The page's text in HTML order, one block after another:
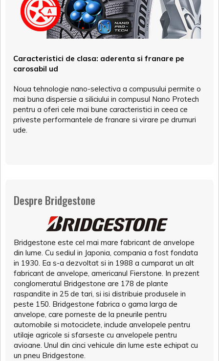
Caracteristici de clasa: aderenta si franare pe
carosabil ud
Noua tehnologie nano-selectiva a compusului permite o
mai buna dispersie a siliciului in compusul Nano Protech
pentru a oferi cele mai bune caracteristici in ceea ce
priveste performantele de franare si virare pe drumuri
ude.
Despre Bridgestone
Bridgestone este cel mai mare fabricant de anvelope
din lume. Cu sediul in Japonia, compania a fost fondata
in 1930. Ea s-a dezvoltat si in 1988 a cumparat un alt
fabricant de anvelope, americanul Fierstone. In prezent
conglomeratul Bridgestone are 178 de plante
raspandite in 25 de tari, si isi distribuie produsele in
peste 150. Bridgestone fabrica o gama larga de
anvelope, care porneste de la pneurile pentru
automobile si motociclete, include anvelopele pentru
utilaje agricole si sfarseste cu anvelopele pentru
avioane. Unul din cinci vehicule din lume este echipat cu
un pneu Bridgestone.